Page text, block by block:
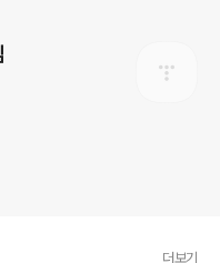
더보기